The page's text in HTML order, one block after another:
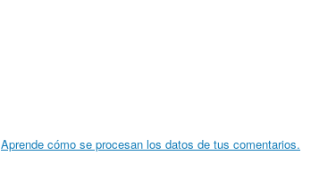
Aprende cómo se procesan los datos de tus comentarios.